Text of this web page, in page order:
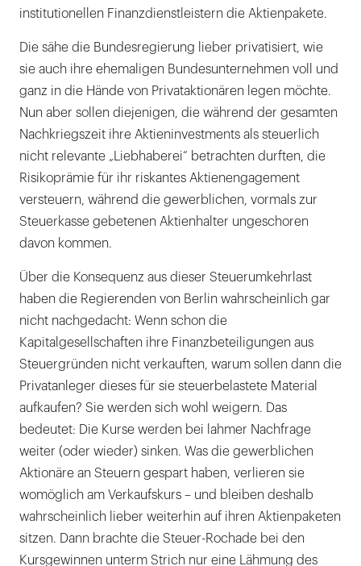
institutionellen Finanzdienstleistern die Aktienpakete.
Die sähe die Bundesregierung lieber privatisiert, wie
sie auch ihre ehemaligen Bundesunternehmen voll und
ganz in die Hände von Privataktionären legen möchte.
Nun aber sollen diejenigen, die während der gesamten
Nachkriegszeit ihre Aktieninvestments als steuerlich
nicht relevante „Liebhaberei“ betrachten durften, die
Risikoprämie für ihr riskantes Aktienengagement
versteuern, während die gewerblichen, vormals zur
Steuerkasse gebetenen Aktienhalter ungeschoren
davon kommen.
Über die Konsequenz aus dieser Steuerumkehrlast
haben die Regierenden von Berlin wahrscheinlich gar
nicht nachgedacht: Wenn schon die
Kapitalgesellschaften ihre Finanzbeteiligungen aus
Steuergründen nicht verkauften, warum sollen dann die
Privatanleger dieses für sie steuerbelastete Material
aufkaufen? Sie werden sich wohl weigern. Das
bedeutet: Die Kurse werden bei lahmer Nachfrage
weiter (oder wieder) sinken. Was die gewerblichen
Aktionäre an Steuern gespart haben, verlieren sie
womöglich am Verkaufskurs – und bleiben deshalb
wahrscheinlich lieber weiterhin auf ihren Aktienpaketen
sitzen. Dann brachte die Steuer-Rochade bei den
Kursgewinnen unterm Strich nur eine Lähmung des